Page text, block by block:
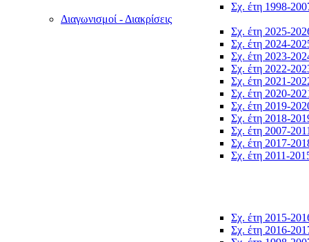
Σχ. έτη 1998-
Διαγωνισμοί - Διακρίσεις
Σχ. έτη 2025-
Σχ. έτη 2024-
Σχ. έτη 2023-
Σχ. έτη 2022-
Σχ. έτη 2021-
Σχ. έτη 2020-
Σχ. έτη 2019-
Σχ. έτη 2018-
Σχ. έτη 2007-
Σχ. έτη 2017-
Σχ. έτη 2011-
Σχ. έτη 2015-
Σχ. έτη 2016-